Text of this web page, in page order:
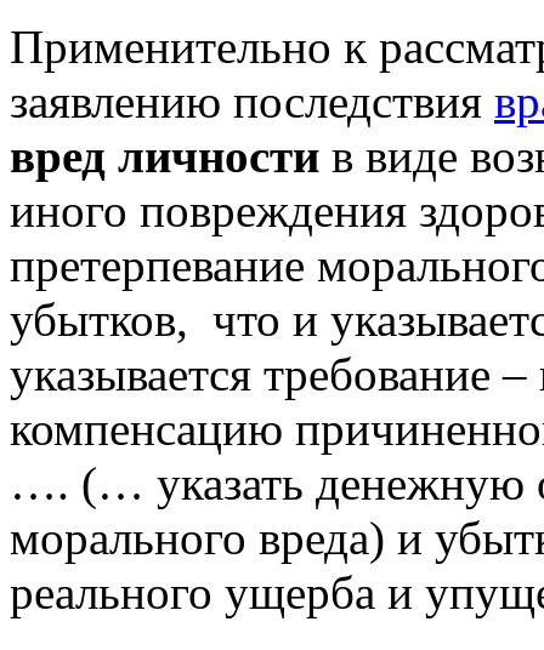
Применительно к
заявлению последствия
вред личности в виде
иного повреждения
претерпевание
убытков, что и
указывается требование
компенсацию
…. (… указать денежную
морального вреда) и
реального ущерба и